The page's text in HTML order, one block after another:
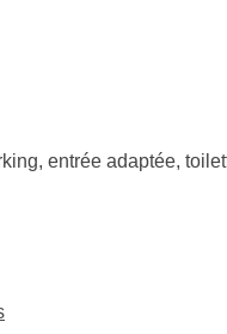
entrée adaptée,